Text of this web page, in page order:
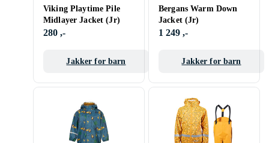
Viking Playtime Pile
Midlayer Jacket (Jr)
280 ,-
Jakker for barn
Bergans Warm Down
Jacket (Jr)
1 249 ,-
Jakker for barn